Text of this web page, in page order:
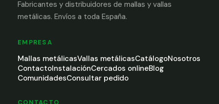
Fabricantes y distribuidores de mallas y vallas
metálicas. Envíos a toda España.
EMPRESA
Mallas metálicasVallas metálicasCatálogoNosotros
ContactoInstalaciónCercados onlineBlog
ComunidadesConsultar pedido